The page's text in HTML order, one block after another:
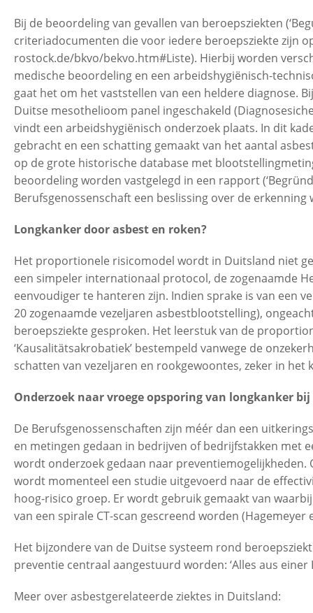
Bij de beoordeling van gevallen van beroepsziekten
criteriadocumenten die voor iedere beroepsziekte zijn
rostock.de/bkvo/bekvo.htm#Liste). Hierbij worden
medische beoordeling en een arbeidshygiënisch-
gaat het om het vaststellen van een heldere diagnose.
Duitse mesothelioom panel ingeschakeld
vindt een arbeidshygiënisch onderzoek plaats. In dit
gebracht en een schatting gemaakt van het aantal
op de grote historische database met
beoordeling worden vastgelegd in een rapport
Berufsgenossenschaft een beslissing over de
Longkanker door asbest en roken?
Het proportionele risicomodel wordt in Duitsland niet
een simpeler internationaal protocol, de zogenaamde
eenvoudiger te hanteren zijn. Indien sprake is van een
20 zogenaamde vezeljaren asbestblootstelling),
beroepsziekte gesproken. Het leerstuk van de
‘Kausalitätsakrobatiek’ bestempeld vanwege de
schatten van vezeljaren en rookgewoontes, zeker in
Onderzoek naar vroege opsporing van longkanker
De Berufsgenossenschaften zijn méér dan een
en metingen gedaan in bedrijven of bedrijfstakken met
wordt onderzoek gedaan naar
wordt momenteel een studie uitgevoerd naar de
hoog-risico groep. Er wordt gebruik gemaakt van
van een spirale CT-scan gescreend worden (Hagemeyer
Het bijzondere van de Duitse systeem rond
preventie centraal aangestuurd worden: ‘Alles aus einer
Meer over asbestgerelateerde ziektes in Duitsland: